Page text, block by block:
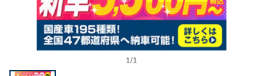
1/1